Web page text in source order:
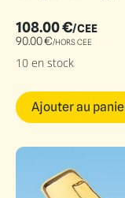
108.00€/CEE
90.00€/HORS CEE
10 en stock
Ajouter au